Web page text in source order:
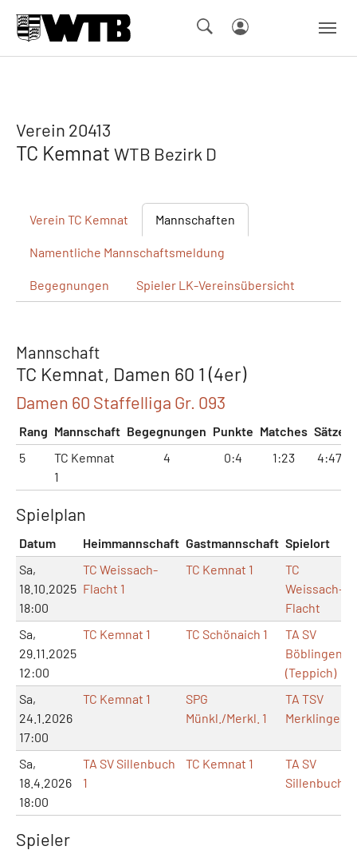
Verein 20413
TC Kemnat WTB Bezirk D
Verein TC Kemnat Mannschaften
Namentliche Mannschaftsmeldung
Begegnungen Spieler LK-Vereinsübersicht
Mannschaft
TC Kemnat, Damen 60 1 (4er)
Damen 60 Staffelliga Gr. 093
Rang Mannschaft Begegnungen Punkte Matches Sätze
5
TC Kemnat
1
4 0:4 1:23 4:47
Spielplan
Datum Heimmannschaft Gastmannschaft Spielort
Sa,
18.10.2025
18:00
TC Weissach-
Flacht 1
TC Kemnat 1
TC
Weissach-
Flacht
Sa,
29.11.2025
12:00
TC Kemnat 1 TC Schönaich 1
TA SV
Böblingen
(Teppich)
Sa,
24.1.2026
17:00
TC Kemnat 1
SPG
Münkl./Merkl. 1
TA TSV
Merklingen
Sa,
18.4.2026
18:00
TA SV Sillenbuch
1
TC Kemnat 1
TA SV
Sillenbuch
Spieler